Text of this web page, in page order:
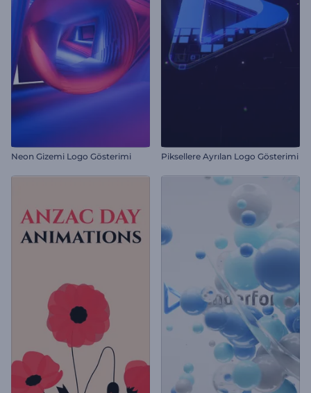
Neon Gizemi Logo Gösterimi Piksellere Ayrılan Logo Gösterimi